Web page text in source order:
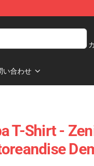
い合わせ
T-Shirt -